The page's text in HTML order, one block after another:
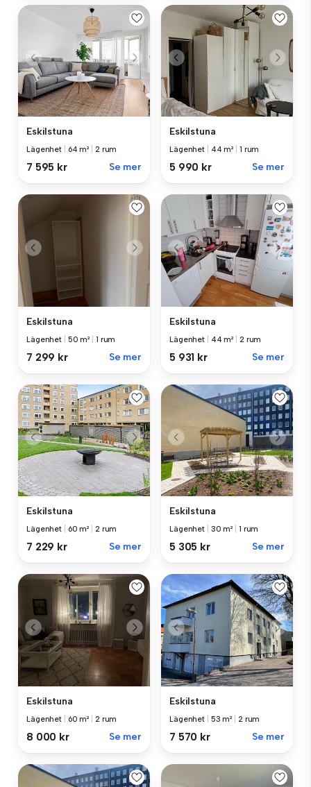
Eskilstuna
Lägenhet 64 m² 2 rum
7 595 kr Se mer
Eskilstuna
Lägenhet 44 m² 1 rum
5 990 kr Se mer
Eskilstuna
Lägenhet 50 m² 1 rum
7 299 kr Se mer
Eskilstuna
Lägenhet 44 m² 2 rum
5 931 kr Se mer
Eskilstuna
Lägenhet 60 m² 2 rum
7 229 kr Se mer
Eskilstuna
Lägenhet 30 m² 1 rum
5 305 kr Se mer
Eskilstuna
Lägenhet 60 m² 2 rum
8 000 kr Se mer
Eskilstuna
Lägenhet 53 m² 2 rum
7 570 kr Se mer